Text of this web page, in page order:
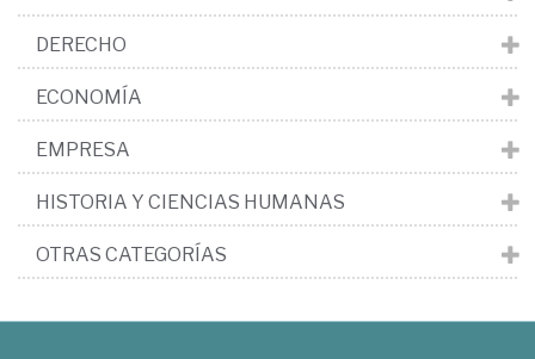
DERECHO
ECONOMÍA
EMPRESA
HISTORIA Y CIENCIAS HUMANAS
OTRAS CATEGORÍAS